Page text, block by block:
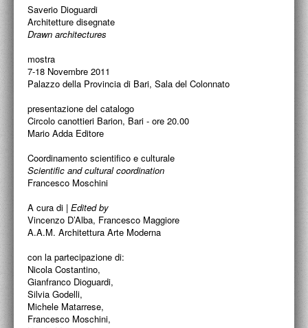
BIBLIOTECA FRANCESCO MOSCHINI
A.A.M. ARCHITETTURA ARTE MODERNA
RECENSIONI GENERALI
MOSTRE
ARTISTI
LABORATORI DI PROGETTAZIONE
PROGETTI CULTURALI
PROGETTO T.E.S.I.
Saverio Dioguardi
Architetture disegnate
Drawn architectures
mostra
7-18 Novembre 2011
Palazzo della Provincia di Bari, Sala del Colonnato
presentazione del catalogo
Circolo canottieri Barion, Bari - ore 20.00
Mario Adda Editore
Coordinamento scientifico e culturale
Scientific and cultural coordination
Francesco Moschini
A cura di | Edited by
Vincenzo D’Alba, Francesco Maggiore
A.A.M. Architettura Arte Moderna
con la partecipazione di:
Nicola Costantino,
Gianfranco Dioguardi,
Silvia Godelli,
Michele Matarrese,
Francesco Moschini,